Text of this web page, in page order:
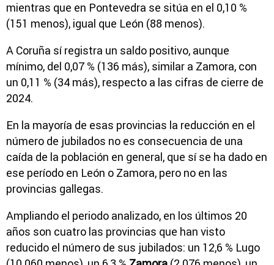
mientras que en Pontevedra se sitúa en el 0,10 %
(151 menos), igual que León (88 menos).
A Coruña sí registra un saldo positivo, aunque
mínimo, del 0,07 % (136 más), similar a Zamora, con
un 0,11 % (34 más), respecto a las cifras de cierre de
2024.
En la mayoría de esas provincias la reducción en el
número de jubilados no es consecuencia de una
caída de la población en general, que sí se ha dado en
ese período en León o Zamora, pero no en las
provincias gallegas.
Ampliando el periodo analizado, en los últimos 20
años son cuatro las provincias que han visto
reducido el número de sus jubilados: un 12,6 % Lugo